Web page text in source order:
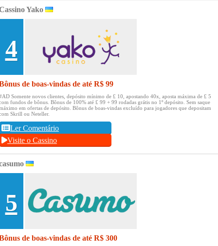
Yako
4
de boas-vindas de até R$ 99
Somente novos clientes, depósito mínimo de £ 10, apostando 40x, aposta máxima de £ 5
fundos de bônus. Bônus de 100% até £ 99 + 99 rodadas grátis no 1º depósito. Sem saque
em ofertas de depósito. Bônus de boas-vindas excluído para jogadores que depositam
Skrill ou Neteller.
Ler Comentário
Visite o Cassino
5
de boas-vindas de até R$ 300